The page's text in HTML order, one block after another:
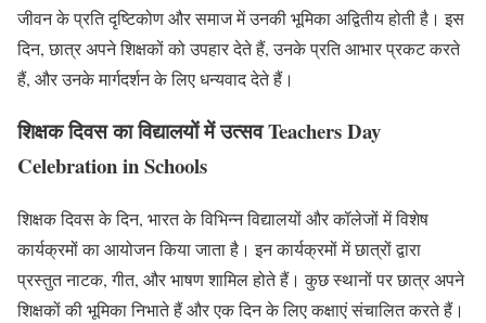
जीवन के प्रति दृष्टिकोण और समाज में उनकी भूमिका अद्वितीय होती है। इस
दिन, छात्र अपने शिक्षकों को उपहार देते हैं, उनके प्रति आभार प्रकट करते
हैं, और उनके मार्गदर्शन के लिए धन्यवाद देते हैं।
शिक्षक दिवस का विद्यालयों में उत्सव Teachers Day
Celebration in Schools
शिक्षक दिवस के दिन, भारत के विभिन्न विद्यालयों और कॉलेजों में विशेष
कार्यक्रमों का आयोजन किया जाता है। इन कार्यक्रमों में छात्रों द्वारा
प्रस्तुत नाटक, गीत, और भाषण शामिल होते हैं। कुछ स्थानों पर छात्र अपने
शिक्षकों की भूमिका निभाते हैं और एक दिन के लिए कक्षाएं संचालित करते हैं।